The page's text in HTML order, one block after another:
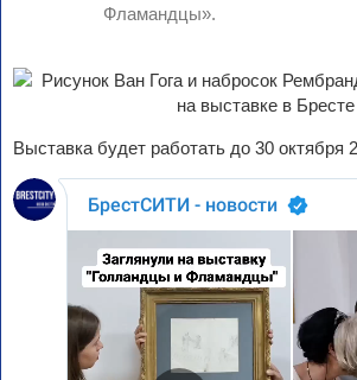
Фламандцы».
Выставка будет работать до 30 октября